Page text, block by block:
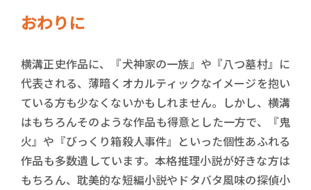
おわりに
横溝正史作品に、『犬神家の一族』や『八つ墓村』に
代表される、薄暗くオカルティックなイメージを抱い
ている方も少なくないかもしれません。しかし、横溝
はもちろんそのような作品も得意とした一方で、『鬼
火』や『びっくり箱殺人事件』といった個性あふれる
作品も多数遺しています。本格推理小説が好きな方は
もちろん、耽美的な短編小説やドタバタ風味の探偵小